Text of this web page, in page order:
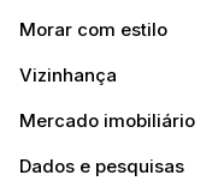
Morar com estilo
Vizinhança
Mercado imobiliário
Dados e pesquisas